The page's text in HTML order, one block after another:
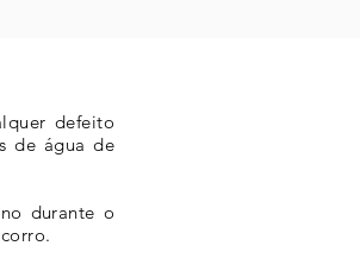
defeito
de água de
durante o